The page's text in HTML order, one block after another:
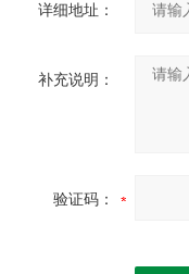
详细地址：
补充说明：
验证码：